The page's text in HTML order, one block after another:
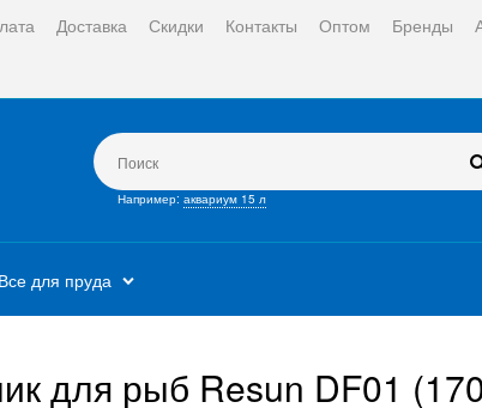
Доставка Скидки Контакты Оптом Бренды
Например: аквариум 15 л
Все для пруда
для рыб Resun DF01